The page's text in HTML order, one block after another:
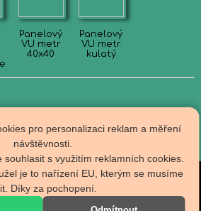
Panelový
VU metr
40x40
Panelový
VU metr
kulatý
E C H N A
E-Shop
Doprava Kontakty
pro personalizaci reklam a měření
návštěvnosti.
souhlasit s využitím reklamních cookies.
je to nařízení EU, kterým se musíme
Díky za pochopení.